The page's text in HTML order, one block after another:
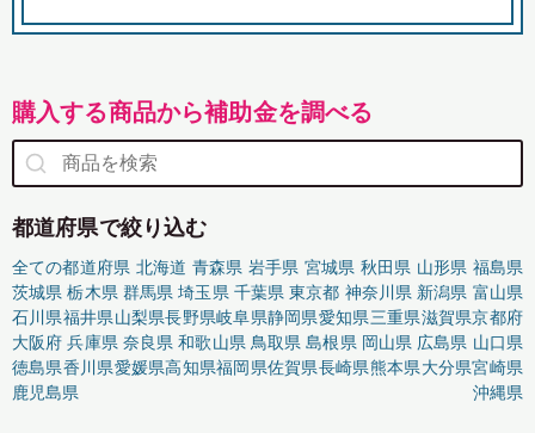
購入する商品から補助金を調べる
都道府県で絞り込む
全ての都道府県 北海道 青森県 岩手県 宮城県 秋田県 山形県 福島県
茨城県 栃木県 群馬県 埼玉県 千葉県 東京都 神奈川県 新潟県 富山県
石川県福井県山梨県長野県岐阜県静岡県愛知県三重県滋賀県京都府
大阪府 兵庫県 奈良県 和歌山県 鳥取県 島根県 岡山県 広島県 山口県
徳島県香川県愛媛県高知県福岡県佐賀県長崎県熊本県大分県宮崎県
鹿児島県
沖縄県